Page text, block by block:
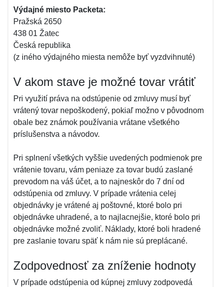
Výdajné miesto Packeta:
Pražská 2650
438 01 Žatec
Česká republika
(z iného výdajného miesta nemôže byť vyzdvihnuté)
V akom stave je možné tovar vrátiť
Pri využití práva na odstúpenie od zmluvy musí byť
vrátený tovar nepoškodený, pokiaľ možno v pôvodnom
obale bez známok používania vrátane všetkého
príslušenstva a návodov.
Pri splnení všetkých vyššie uvedených podmienok pre
vrátenie tovaru, vám peniaze za tovar budú zaslané
prevodom na váš účet, a to najneskôr do 7 dní od
odstúpenia od zmluvy. V prípade vrátenia celej
objednávky je vrátené aj poštovné, ktoré bolo pri
objednávke uhradené, a to najlacnejšie, ktoré bolo pri
objednávke možné zvoliť. Náklady, ktoré boli hradené
pre zaslanie tovaru späť k nám nie sú preplácané.
Zodpovednosť za zníženie hodnoty
V prípade odstúpenia od kúpnej zmluvy zodpovedá